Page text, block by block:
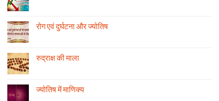
मंगल
ग्रह
अनुसार
तेजी-
रोग एवं दुर्घटना और ज्योतिष
रोग
एवं
रुद्राक्ष की माला
रुद्राक्ष
की
ज्योतिष में माणिक्य